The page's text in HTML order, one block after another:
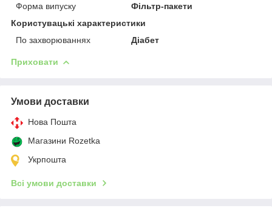
Форма випуску
Фільтр-пакети
Користувацькi характеристики
По захворюваннях
Діабет
Приховати
Умови доставки
Нова Пошта
Магазини Rozetka
Укрпошта
Всі умови доставки